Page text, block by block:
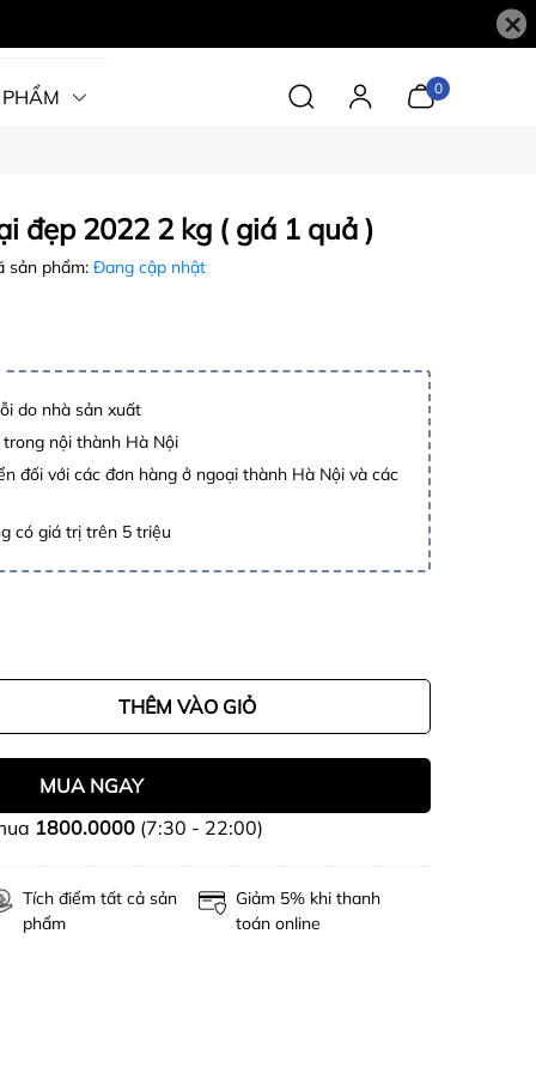
×
0
đẹp 2022 2 kg ( giá 1 quả )
sản phẩm: Đang cập nhật
do nhà sản xuất
nội thành Hà Nội
đối với các đơn hàng ở ngoại thành Hà Nội và các
có giá trị trên 5 triệu
THÊM VÀO GIỎ
MUA NGAY
1800.0000(7:30 - 22:00)
Tích điểm tất cả sản
phẩm
Giảm 5% khi thanh
toán online